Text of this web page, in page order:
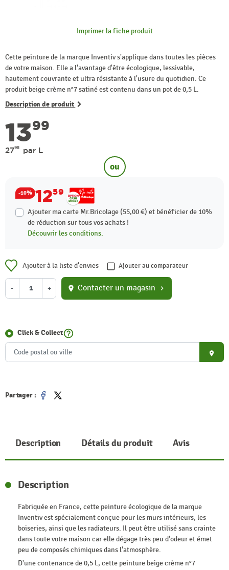
Imprimer la fiche produit
Cette peinture de la marque Inventiv s'applique dans toutes les pièces
de votre maison. Elle a l'avantage d'être écologique, lessivable,
hautement couvrante et ultra résistante à l'usure du quotidien. Ce
produit beige crème n°7 satiné est contenu dans un pot de 0,5 L.
Description de produit
1399
2798 par L
ou
-10% 1259
Ajouter ma carte Mr.Bricolage (55,00 €) et bénéficier de 10%
de réduction sur tous vos achats !
Découvrir les conditions.
Ajouter à la liste d'envies Ajouter au comparateur
- + location_on Contacter un magasin chevron_right
Click & Collecthelp_outline
place
Partager :
Partager
Tweet
Description Détails du produit Avis
Description
Fabriquée en France, cette peinture écologique de la marque
Inventiv est spécialement conçue pour les murs intérieurs, les
boiseries, ainsi que les radiateurs. Il peut être utilisé sans crainte
dans toute votre maison car elle dégage très peu d'odeur et émet
peu de composés chimiques dans l'atmosphère.
D'une contenance de 0,5 L, cette peinture beige crème n°7